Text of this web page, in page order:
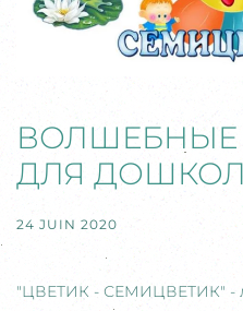
ВОЛШЕБНЫЕ
ДЛЯ
24 JUIN 2020
"ЦВЕТИК - СЕМИЦВЕТИК" -